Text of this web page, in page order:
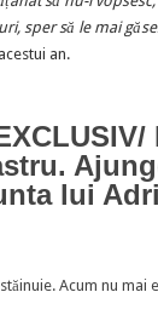
sper să le mai
an.
lui
Acum nu mai